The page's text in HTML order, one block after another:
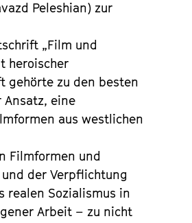
Peleshian) zur
„Film und
heroischer
gehörte zu den besten
eine
aus westlichen
Filmformen und
der Verpflichtung
realen Sozialismus in
Arbeit – zu nicht